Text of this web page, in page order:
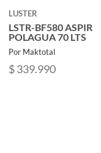
LUSTER
LSTR-BF580 ASPIR
POLAGUA 70 LTS
Por Maktotal
$ 339.990